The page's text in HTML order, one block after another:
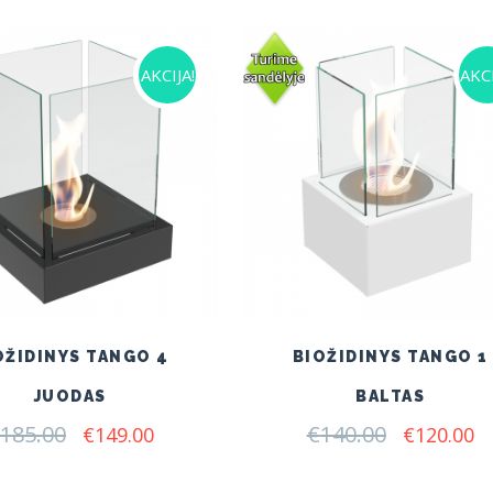
AKCIJA!
TANGO 4
JUODAS
185.00 Original
€149.00Current
BIOŽIDINYS TANGO 1
BALTAS
€140.00 Original
€120.00